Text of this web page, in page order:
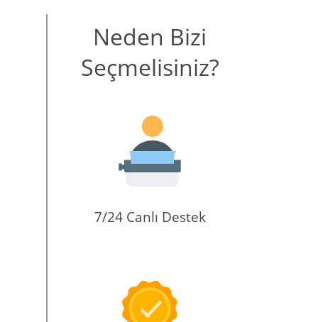
Neden Bizi
Seçmelisiniz?
7/24 Canlı Destek